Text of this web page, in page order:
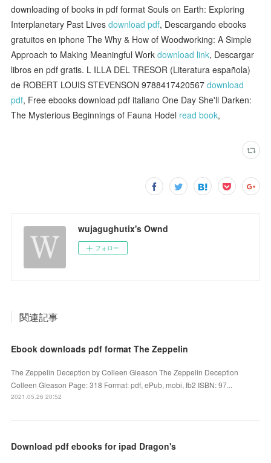
downloading of books in pdf format Souls on Earth: Exploring
Interplanetary Past Livesdownload pdf, Descargando ebooks
gratuitos en iphone The Why & How of Woodworking: A Simple
Approach to Making Meaningful Workdownload link, Descargar
libros en pdf gratis. L ILLA DEL TRESOR (Literatura española)
de ROBERT LOUIS STEVENSON 9788417420567download
pdf, Free ebooks download pdf italiano One Day She'll Darken:
The Mysterious Beginnings of Fauna Hodel read book,
wujagughutix's Ownd
フォロー
関連記事
Ebook downloads pdf format The Zeppelin
The Zeppelin Deception by Colleen Gleason The Zeppelin Deception
Colleen Gleason Page: 318 Format: pdf, ePub, mobi, fb2 ISBN: 97...
2021.05.26 20:52
Download pdf ebooks for ipad Dragon's